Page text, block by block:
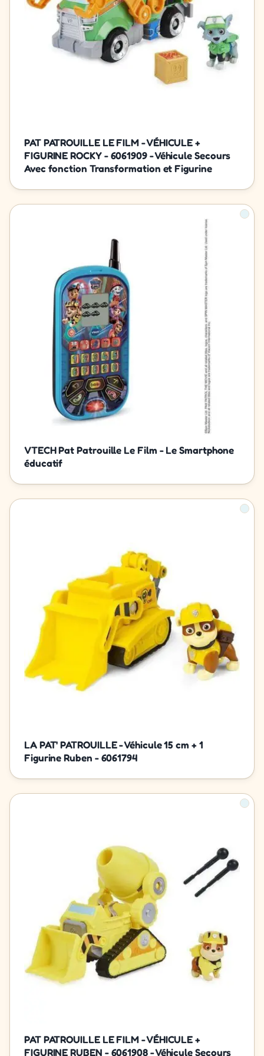
PAT PATROUILLE LE FILM - VÉHICULE +
FIGURINE ROCKY - 6061909 - Véhicule Secours
Avec fonction Transformation et Figurine
VTECH Pat Patrouille Le Film - Le Smartphone
éducatif
LA PAT' PATROUILLE - Véhicule 15 cm + 1
Figurine Ruben - 6061794
PAT PATROUILLE LE FILM - VÉHICULE +
FIGURINE RUBEN - 6061908 - Véhicule Secours